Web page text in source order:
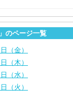
のページ一覧
（金）
（木）
（水）
（火）